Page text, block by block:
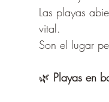
Las playas
vital.
Son el lugar
🌿 Playas en